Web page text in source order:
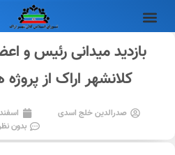
بازدید میدانی رئیس و
کلانشهر اراک از
صدرالدین خلج اسدی اسفند ۱۹, ۱۴۰۰
بدون نظر